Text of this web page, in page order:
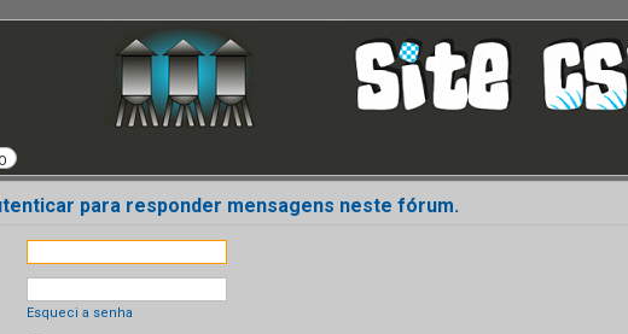
para responder mensagens neste fórum.
Esqueci a senha